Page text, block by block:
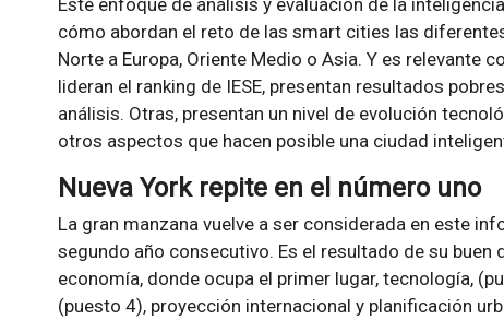
Este enfoque de análisis y evaluación de la
cómo abordan el reto de las smart cities las
Norte a Europa, Oriente Medio o Asia. Y es relevante
lideran el ranking de IESE, presentan resultados
análisis. Otras, presentan un nivel de evolución
otros aspectos que hacen posible una ciudad
Nueva York repite en el número uno
La gran manzana vuelve a ser considerada en este
segundo año consecutivo. Es el resultado de su
economía, donde ocupa el primer lugar, tecnología,
(puesto 4), proyección internacional y planificación